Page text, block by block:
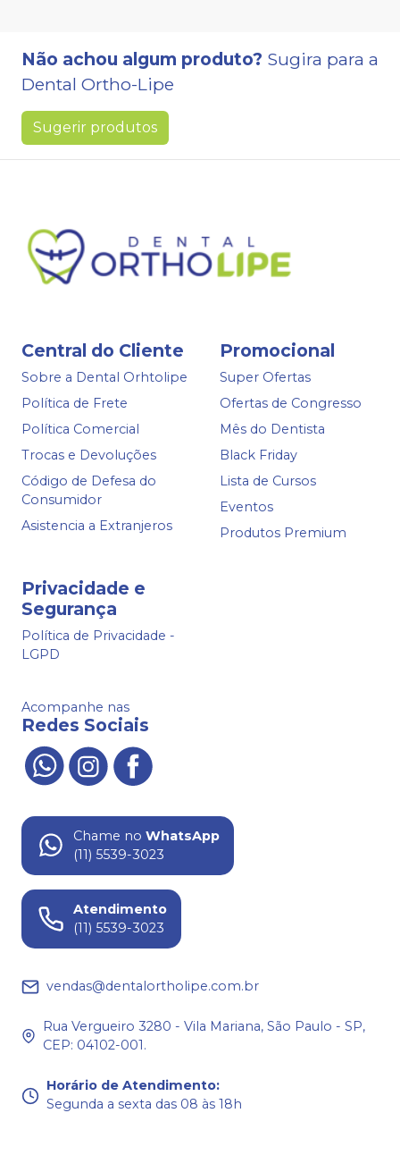
Não achou algum produto? Sugira para a
Dental Ortho-Lipe
Sugerir produtos
Central do Cliente
Sobre a Dental Orhtolipe
Política de Frete
Política Comercial
Trocas e Devoluções
Código de Defesa do
Consumidor
Asistencia a Extranjeros
Promocional
Super Ofertas
Ofertas de Congresso
Mês do Dentista
Black Friday
Lista de Cursos
Eventos
Produtos Premium
Privacidade e
Segurança
Política de Privacidade -
LGPD
Acompanhe nas
Redes Sociais
Chame no WhatsApp
(11) 5539-3023
Atendimento
(11) 5539-3023
vendas@dentalortholipe.com.br
Rua Vergueiro 3280 - Vila Mariana, São Paulo - SP,
CEP: 04102-001.
Horário de Atendimento:
Segunda a sexta das 08 às 18h